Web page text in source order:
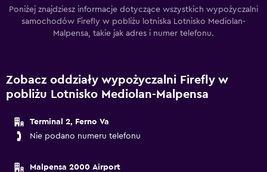
Poniżej znajdziesz informacje dotyczące wszystkich wypożyczalni
samochodów Firefly w pobliżu lotniska Lotnisko Mediolan-
Malpensa, takie jak adres i numer telefonu.
Zobacz oddziały wypożyczalni Firefly w
pobliżu Lotnisko Mediolan-Malpensa
Terminal 2, Ferno Va
Nie podano numeru telefonu
Malpensa 2000 Airport